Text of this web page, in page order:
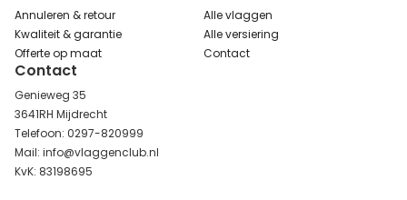
Annuleren & retour
Kwaliteit & garantie
Offerte op maat
Alle vlaggen
Alle versiering
Contact
Contact
Genieweg 35
3641RH Mijdrecht
Telefoon: 0297-820999
Mail: info@vlaggenclub.nl
KvK: 83198695